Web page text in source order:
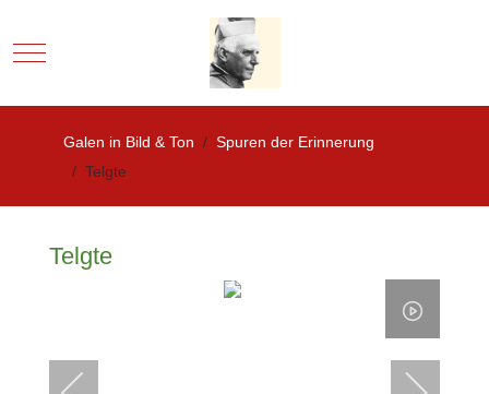
Mobile Menu Toggle
Galen in Bild & Ton
Spuren der Erinnerung
Telgte
Telgte